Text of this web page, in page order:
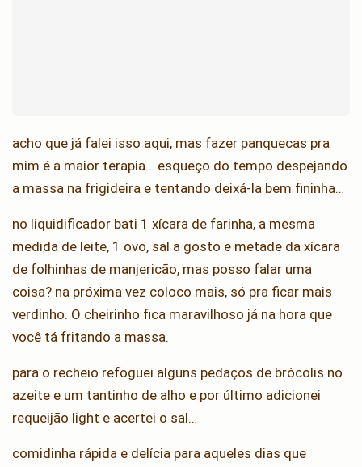
acho que já falei isso aqui, mas fazer panquecas pra
mim é a maior terapia… esqueço do tempo despejando
a massa na frigideira e tentando deixá-la bem fininha…
no liquidificador bati 1 xícara de farinha, a mesma
medida de leite, 1 ovo, sal a gosto e metade da xícara
de folhinhas de manjericão, mas posso falar uma
coisa? na próxima vez coloco mais, só pra ficar mais
verdinho. O cheirinho fica maravilhoso já na hora que
você tá fritando a massa.
para o recheio refoguei alguns pedaços de brócolis no
azeite e um tantinho de alho e por último adicionei
requeijão light e acertei o sal…
comidinha rápida e delícia para aqueles dias que